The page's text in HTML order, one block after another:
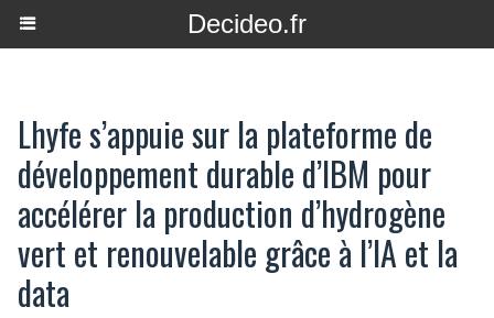
Decideo.fr
Lhyfe s’appuie sur la plateforme de
développement durable d’IBM pour
accélérer la production d’hydrogène
vert et renouvelable grâce à l’IA et la
data